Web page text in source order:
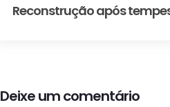
Reconstrução após
Deixe um comentário